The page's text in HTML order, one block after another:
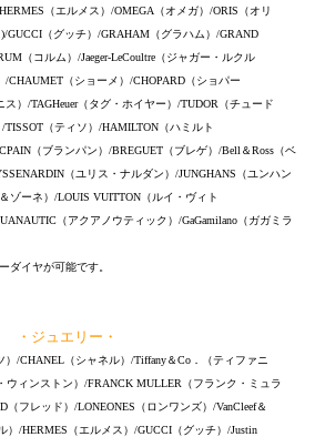
（エルメス）/OMEGA（オメガ）/ORIS（オリ
GUCCI（グッチ）/GRAHAM（グラハム）/GRAND
（コルム）/Jaeger-LeCoultre（ジャガー・ルクル
/CHAUMET（ショーメ）/CHOPARD（ショパー
）/TAGHeuer（タグ・ホイヤー）/TUDOR（チュード
（ティソ）/HAMILTON（ハミルト
（ブランパン）/BREGUET（ブレゲ）/Bell＆Ross（ベ
（ユリス・ナルダン）/JUNGHANS（ユンハン
ゾーネ）/LOUIS VUITTON（ルイ・ヴィト
（アクアノウティック）/GaGamilano（ガガミラ
ダイヤが可能です。
・ジュエリー・
）/CHANEL（シャネル）/Tiffany＆Co．（ティファニ
ウィンストン）/FRANCK MULLER（フランク・ミュラ
フレッド）/LONEONES（ロンワンズ）/VanCleef＆
）/HERMES（エルメス）/GUCCI（グッチ）/Justin